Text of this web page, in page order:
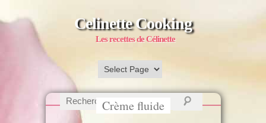
Celinette Cooking
Les recettes de Célinette
Crème fluide